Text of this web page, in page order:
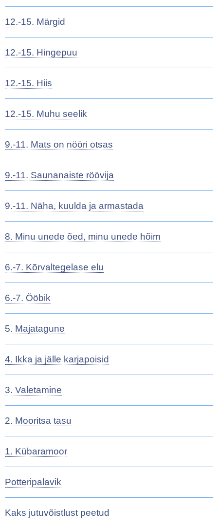
12.-15. Märgid
12.-15. Hingepuu
12.-15. Hiis
12.-15. Muhu seelik
9.-11. Mats on nööri otsas
9.-11. Saunanaiste röövija
9.-11. Näha, kuulda ja armastada
8. Minu unede õed, minu unede hõim
6.-7. Kõrvaltegelase elu
6.-7. Ööbik
5. Majatagune
4. Ikka ja jälle karjapoisid
3. Valetamine
2. Mooritsa tasu
1. Kübaramoor
Potteripalavik
Kaks jutuvõistlust peetud